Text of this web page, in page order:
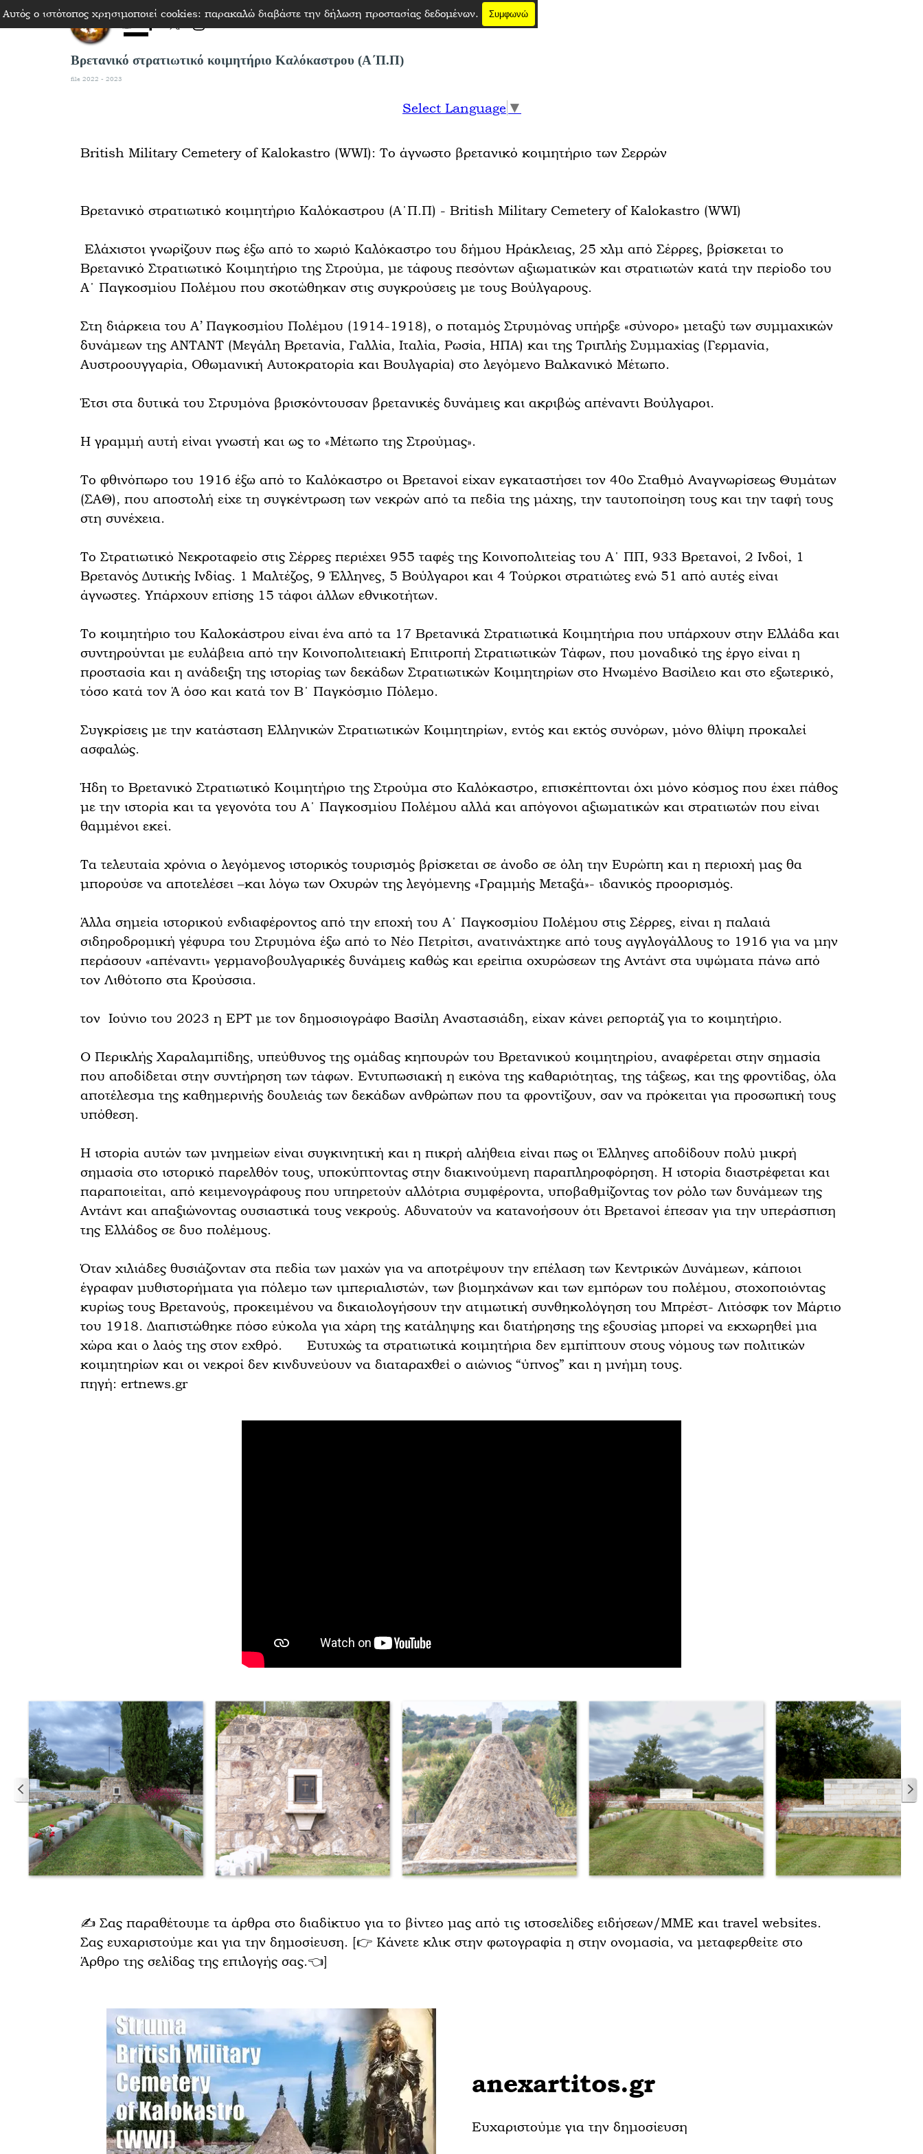
Αυτός ο ιστότοπος χρησιμοποιεί cookies: παρακαλώ διαβάστε την δήλωση προστασίας δεδομένων. Συμφωνώ
Παράλειψη μενού
Βρετανικό στρατιωτικό κοιμητήριο Καλόκαστρου (Α΄Π.Π)
file 2022 - 2023
Select Language ▼
British Military Cemetery of Kalokastro (WWI): Το άγνωστο βρετανικό κοιμητήριο των Σερρών
Βρετανικό στρατιωτικό κοιμητήριο Καλόκαστρου (Α΄Π.Π) - British Military Cemetery of Kalokastro (WWI)
Ελάχιστοι γνωρίζουν πως έξω από το χωριό Καλόκαστρο του δήμου Ηράκλειας, 25 χλμ από Σέρρες, βρίσκεται το
Βρετανικό Στρατιωτικό Κοιμητήριο της Στρούμα, με τάφους πεσόντων αξιωματικών και στρατιωτών κατά την περίοδο του
Α΄ Παγκοσμίου Πολέμου που σκοτώθηκαν στις συγκρούσεις με τους Βούλγαρους.
Στη διάρκεια του Α’ Παγκοσμίου Πολέμου (1914-1918), ο ποταμός Στρυμόνας υπήρξε «σύνορο» μεταξύ των συμμαχικών
δυνάμεων της ΑΝΤΑΝΤ (Μεγάλη Βρετανία, Γαλλία, Ιταλία, Ρωσία, ΗΠΑ) και της Τριπλής Συμμαχίας (Γερμανία,
Αυστροουγγαρία, Οθωμανική Αυτοκρατορία και Βουλγαρία) στο λεγόμενο Βαλκανικό Μέτωπο.
Έτσι στα δυτικά του Στρυμόνα βρισκόντουσαν βρετανικές δυνάμεις και ακριβώς απέναντι Βούλγαροι.
Η γραμμή αυτή είναι γνωστή και ως το «Μέτωπο της Στρούμας».
Το φθινόπωρο του 1916 έξω από το Καλόκαστρο οι Βρετανοί είχαν εγκαταστήσει τον 40ο Σταθμό Αναγνωρίσεως Θυμάτων
(ΣΑΘ), που αποστολή είχε τη συγκέντρωση των νεκρών από τα πεδία της μάχης, την ταυτοποίηση τους και την ταφή τους
στη συνέχεια.
Το Στρατιωτικό Νεκροταφείο στις Σέρρες περιέχει 955 ταφές της Κοινοπολιτείας του Α΄ ΠΠ, 933 Βρετανοί, 2 Ινδοί, 1
Βρετανός Δυτικής Ινδίας. 1 Μαλτέζος, 9 Έλληνες, 5 Βούλγαροι και 4 Τούρκοι στρατιώτες ενώ 51 από αυτές είναι
άγνωστες. Υπάρχουν επίσης 15 τάφοι άλλων εθνικοτήτων.
To κοιμητήριο του Καλοκάστρου είναι ένα από τα 17 Βρετανικά Στρατιωτικά Κοιμητήρια που υπάρχουν στην Ελλάδα και
συντηρούνται με ευλάβεια από την Κοινοπολιτειακή Επιτροπή Στρατιωτικών Τάφων, που μοναδικό της έργο είναι η
προστασία και η ανάδειξη της ιστορίας των δεκάδων Στρατιωτικών Κοιμητηρίων στο Ηνωμένο Βασίλειο και στο εξωτερικό,
τόσο κατά τον Ά όσο και κατά τον Β΄ Παγκόσμιο Πόλεμο.
Συγκρίσεις με την κατάσταση Ελληνικών Στρατιωτικών Κοιμητηρίων, εντός και εκτός συνόρων, μόνο θλίψη προκαλεί
ασφαλώς.
Ήδη το Βρετανικό Στρατιωτικό Κοιμητήριο της Στρούμα στο Καλόκαστρο, επισκέπτονται όχι μόνο κόσμος που έχει πάθος
με την ιστορία και τα γεγονότα του Α΄ Παγκοσμίου Πολέμου αλλά και απόγονοι αξιωματικών και στρατιωτών που είναι
θαμμένοι εκεί.
Τα τελευταία χρόνια ο λεγόμενος ιστορικός τουρισμός βρίσκεται σε άνοδο σε όλη την Ευρώπη και η περιοχή μας θα
μπορούσε να αποτελέσει –και λόγω των Οχυρών της λεγόμενης «Γραμμής Μεταξά»- ιδανικός προορισμός.
Άλλα σημεία ιστορικού ενδιαφέροντος από την εποχή του Α΄ Παγκοσμίου Πολέμου στις Σέρρες, είναι η παλαιά
σιδηροδρομική γέφυρα του Στρυμόνα έξω από το Νέο Πετρίτσι, ανατινάχτηκε από τους αγγλογάλλους το 1916 για να μην
περάσουν «απέναντι» γερμανοβουλγαρικές δυνάμεις καθώς και ερείπια οχυρώσεων της Αντάντ στα υψώματα πάνω από
τον Λιθότοπο στα Κρούσσια.
τον Ιούνιο του 2023 η ΕΡΤ με τον δημοσιογράφο Βασίλη Αναστασιάδη, είχαν κάνει ρεπορτάζ για το κοιμητήριο.
Ο Περικλής Χαραλαμπίδης, υπεύθυνος της ομάδας κηπουρών του Βρετανικού κοιμητηρίου, αναφέρεται στην σημασία
που αποδίδεται στην συντήρηση των τάφων. Εντυπωσιακή η εικόνα της καθαριότητας, της τάξεως, και της φροντίδας, όλα
αποτέλεσμα της καθημερινής δουλειάς των δεκάδων ανθρώπων που τα φροντίζουν, σαν να πρόκειται για προσωπική τους
υπόθεση.
Η ιστορία αυτών των μνημείων είναι συγκινητική και η πικρή αλήθεια είναι πως οι Έλληνες αποδίδουν πολύ μικρή
σημασία στο ιστορικό παρελθόν τους, υποκύπτοντας στην διακινούμενη παραπληροφόρηση. Η ιστορία διαστρέφεται και
παραποιείται, από κειμενογράφους που υπηρετούν αλλότρια συμφέροντα, υποβαθμίζοντας τον ρόλο των δυνάμεων της
Αντάντ και απαξιώνοντας ουσιαστικά τους νεκρούς. Αδυνατούν να κατανοήσουν ότι Βρετανοί έπεσαν για την υπεράσπιση
της Ελλάδος σε δυο πολέμους.
Όταν χιλιάδες θυσιάζονταν στα πεδία των μαχών για να αποτρέψουν την επέλαση των Κεντρικών Δυνάμεων, κάποιοι
έγραφαν μυθιστορήματα για πόλεμο των ιμπεριαλιστών, των βιομηχάνων και των εμπόρων του πολέμου, στοχοποιόντας
κυρίως τους Βρετανούς, προκειμένου να δικαιολογήσουν την ατιμωτική συνθηκολόγηση του Μπρέστ- Λιτόσφκ τον Μάρτιο
του 1918. Διαπιστώθηκε πόσο εύκολα για χάρη της κατάληψης και διατήρησης της εξουσίας μπορεί να εκχωρηθεί μια
χώρα και ο λαός της στον εχθρό. Ευτυχώς τα στρατιωτικά κοιμητήρια δεν εμπίπτουν στους νόμους των πολιτικών
κοιμητηρίων και οι νεκροί δεν κινδυνεύουν να διαταραχθεί ο αιώνιος “ύπνος” και η μνήμη τους.
πηγή: ertnews.gr
✍️ Σας παραθέτουμε τα άρθρα στο διαδίκτυο για το βίντεο μας από τις ιστοσελίδες ειδήσεων/ΜΜΕ και travel websites.
Σας ευχαριστούμε και για την δημοσίευση. [👉 Κάνετε κλικ στην φωτογραφία η στην ονομασία, να μεταφερθείτε στο
Άρθρο της σελίδας της επιλογής σας.👈]
anexartitos.gr
Ευχαριστούμε για την δημοσίευση